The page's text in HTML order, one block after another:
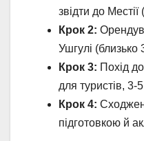
звідти до
Крок 2:
Ушгулі (близько
Крок 3: Похід
для туристів, 3-
Крок 4:
підготовкою й